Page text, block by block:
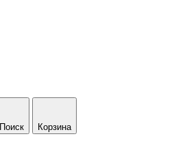
Поиск Корзина